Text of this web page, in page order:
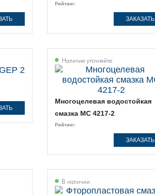
Рейтинг:
ЗАКАЗАТЬ
Наличие уточняйте
Многоцелевая водостойкая
смазка МС 4217-2
Рейтинг:
ЗАКАЗАТЬ
В наличии